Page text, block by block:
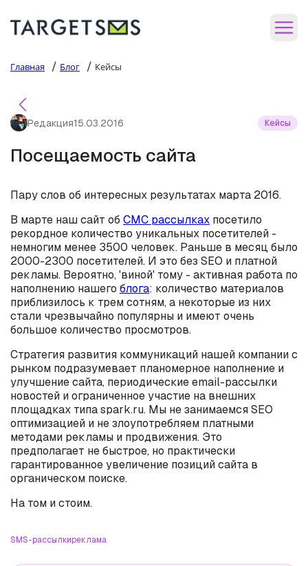
Главная / Блог / Кейсы
Редакция15.03.2016 Кейсы
Посещаемость сайта
Пару слов об интересных результатах марта 2016.
В марте наш сайт об СМС рассылках посетило
рекордное количество уникальных посетителей -
немногим менее 3500 человек. Раньше в месяц было
2000-2300 посетителей. И это без SEO и платной
рекламы. Вероятно, 'виной' тому - активная работа по
наполнению нашего блога: количество материалов
приблизилось к трем сотням, а некоторые из них
стали чрезвычайно популярны и имеют очень
большое количество просмотров.
Стратегия развития коммуникаций нашей компании с
рынком подразумевает планомерное наполнение и
улучшение сайта, периодические email-рассылки
новостей и ограниченное участие на внешних
площадках типа spark.ru. Мы не занимаемся SEO
оптимизацией и не злоупотребляем платными
методами рекламы и продвижения. Это
предполагает не быстрое, но практически
гарантированное увеличение позиций сайта в
органическом поиске.
На том и стоим.
SMS-рассылкиреклама